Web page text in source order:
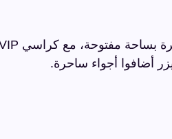
أضافوا أجواء ساحرة.